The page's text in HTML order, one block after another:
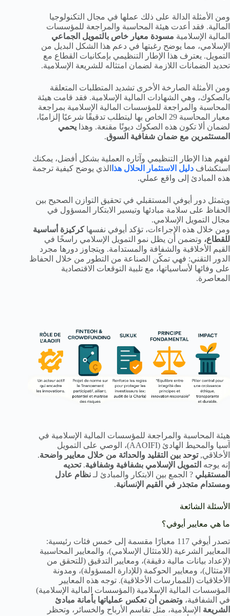
ومن الأمثلة الدالة على ذلك عملها في مجال التكنولوجيا
المالية. فقد أعدت هيئة المحاسبة والمراجعة للمؤسسات
المالية الإسلامية مسودة معيار خاص بالتمويل الجماعي
الإسلامي، مما يوضح رغبتها في دعم هذا الشكل البديل من
التمويل. يعترف هذا الإطار التنظيمي بإمكانيات القطاع مع
تحديد الضمانات اللازمة لضمان امتثاله للشريعة الإسلامية.
ومن الأمثلة الصارخة الأخرى تشديد المتطلبات المتعلقة
بالصكوك، وهي الشهادات المالية الإسلامية. فقد قامت هيئة
المحاسبة والمراجعة للمؤسسات المالية الإسلامية بمراجعة
معيار المحاسبة 29 الخاص بها ليتطلب تدقيقًا شرعيًا إلزاميًا،
لضمان ألا تكون هذه الصكوك ديونًا مقنعة. وهذا يحمي
المستثمرين مع ضمان شفافية السوق.
لفهم هذا الإطار التنظيمي وآثاره العملية بشكل أفضل، يمكنك
استكشاف دليل الاستثمار الحلال هذا الذي يوضح كيفية ترجمة
هذه المبادئ إلى واقع عملي.
ويتمثل دور أيوفي المستقبلي في تحقيق التوازن الصحيح بين
الحفاظ على سلامة مبادئها وتيسير الابتكار المسؤول في
مجال التمويل الإسلامي.
ومن خلال هذه الإجراءات، تؤكد أيوفي نفسها كركيزة أساسية
للقطاع، وتضمن أن يظل نمو التمويل الإسلامي راسخًا في
القيم الأخلاقية والشفافة والمستدامة. ويتجاوز دورها مجرد
الدور التقني: فهي تمكّن الصناعة من التطور من خلال الحفاظ
على وفائها لأساسياتها، مع تلبية التوقعات الاقتصادية
المعاصرة.
هيئة المحاسبة والمراجعة للمؤسسات المالية الإسلامية في
آسيا والمحيط الهادئ (AAOIFI)، الوصي على التمويل
الأخلاقي,توحد بين التقليد والحداثة من خلال معايير واضحة.
إنه يوجه التمويل الإسلامي بشفافية وشفافية.تحديه
المستقبلي ? الجمع بين الابتكار والمبادئ لـ نظام عادل
ومستدام متجذر في القيم الإنسانية.
الأسئلة الشائعة
ما هي معايير أيوفي؟
تصدر أيوفي 117 معيارًا مقسمة إلى خمس فئات رئيسية:
المعايير الشرعية (للامتثال الإسلامي)، والمعايير المحاسبية
(لإعداد بيانات مالية دقيقة)، ومعايير التدقيق (للتحقق من
الامتثال)، ومعايير الحوكمة (للإدارة المسؤولة)، ومدونة
الأخلاقيات (للممارسات الأخلاقية). توجه هذه المعايير
المؤسسات المالية الإسلامية (المؤسسات المالية الإسلامية)
في الشفافية، وتضمن أن تعكس عملياتها بأمانة مبادئ
الشريعة الإسلامية، مثل تقاسم الأرباح والخسائر، وتحظر